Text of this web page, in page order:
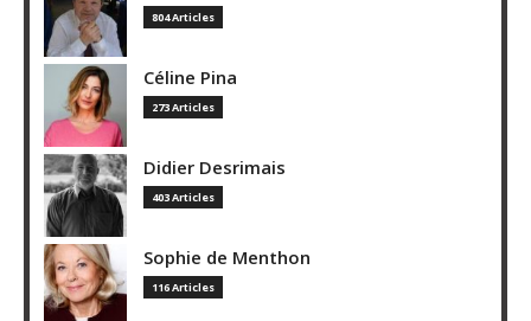
804 Articles
Céline Pina
273 Articles
Didier Desrimais
403 Articles
Sophie de Menthon
116 Articles